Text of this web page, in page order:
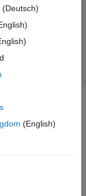
(Deutsch)
(English)